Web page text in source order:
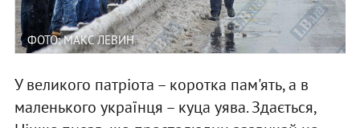
ФОТО: МАКС ЛЕВИН
У великого патріота – коротка пам'ять, а в
маленького українця – куца уява. Здається,